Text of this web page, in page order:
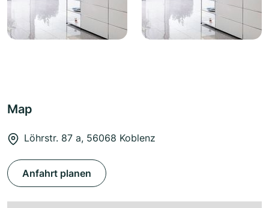
Map
Löhrstr. 87 a, 56068 Koblenz
Anfahrt planen